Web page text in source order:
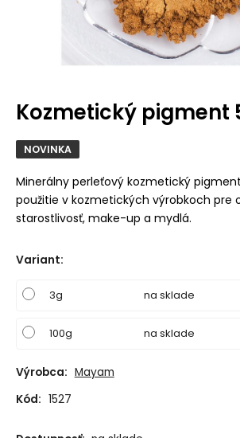
Kozmetický pigment
NOVINKA
Minerálny perleťový kozmetický
použitie v kozmetických výrobkoch pre
starostlivosť, make-up a mydlá.
Variant:
3g na sklade
100g na sklade
Výrobca: Mayam
Kód: 1527